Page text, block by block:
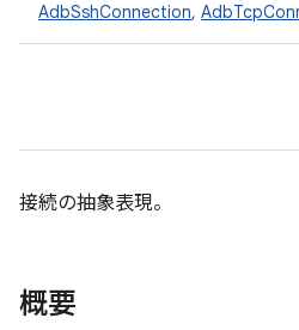
AdbSshConnection,
接続の抽象表現。
概要